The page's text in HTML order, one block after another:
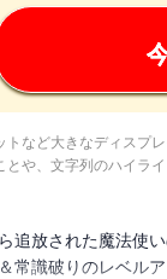
など大きなディスプ
や、文字列のハイラ
追放された魔法使
常識破りのレベル